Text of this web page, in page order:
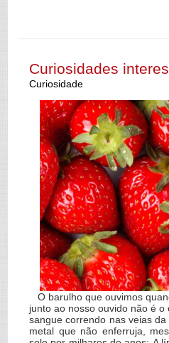
Curiosidades
Curiosidade
O barulho que ouvimos
junto ao nosso ouvido não é
sangue correndo nas veias
metal que não enferruja,